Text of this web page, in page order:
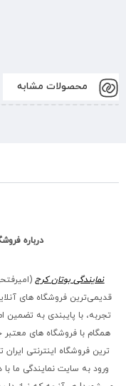
محصولات مشابه
درباره
نمایندگی بوتان کرج
قدیمی‌ترین فروشگاه های
تجربه، با پایبندی به تضمین
همگام با فروشگاه‌ های معتبر
ترین فروشگاه اینترنتی
ورود به سایت نمایندگی ما با